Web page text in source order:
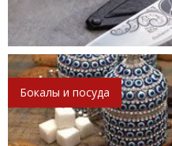
Бокалы и посуда